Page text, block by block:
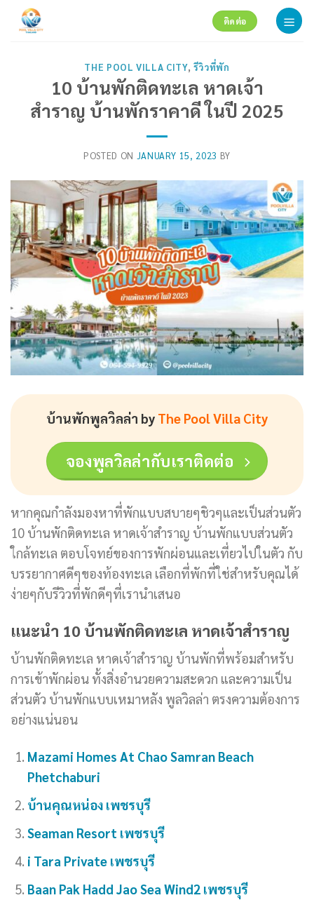
ติดต่อ
THE POOL VILLA CITY, รีวิวที่พัก
10 บ้านพักติดทะเล หาดเจ้า
สำราญ บ้านพักราคาดี ในปี 2025
POSTED ON JANUARY 15, 2023 BY
บ้านพักพูลวิลล่า by The Pool Villa City
จองพูลวิลล่ากับเราติดต่อ
หากคุณกำลังมองหาที่พักแบบสบายๆชิวๆและเป็นส่วนตัว
10 บ้านพักติดทะเล หาดเจ้าสำราญ บ้านพักแบบส่วนตัว
ใกล้ทะเล ตอบโจทย์ของการพักผ่อนและเที่ยวไปในตัว กับ
บรรยากาศดีๆของท้องทะเล เลือกที่พักที่ใช่สำหรับคุณได้
ง่ายๆกับรีวิวที่พักดีๆที่เรานำเสนอ
แนะนำ 10 บ้านพักติดทะเล หาดเจ้าสำราญ
บ้านพักติดทะเล หาดเจ้าสำราญ บ้านพักที่พร้อมสำหรับ
การเข้าพักผ่อน ทั้งสิ่งอำนวยความสะดวก และความเป็น
ส่วนตัว บ้านพักแบบเหมาหลัง พูลวิลล่า ตรงความต้องการ
อย่างแน่นอน
Mazami Homes At Chao Samran Beach
Phetchaburi
บ้านคุณหน่อง เพชรบุรี
Seaman Resort เพชรบุรี
i Tara Private เพชรบุรี
Baan Pak Hadd Jao Sea Wind2 เพชรบุรี